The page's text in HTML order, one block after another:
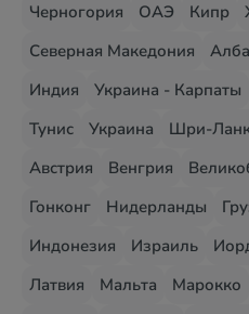
Черногория
ОАЭ Кипр
Северная Македония
Индия
Украина - Карпаты
Тунис
Украина Шри-
Австрия
Венгрия
Гонконг
Нидерланды
Индонезия
Израиль
Латвия
Мальта Марокко